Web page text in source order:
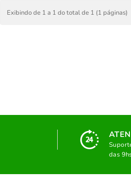
Exibindo de 1 a 1 do total de 1 (1 páginas)
das